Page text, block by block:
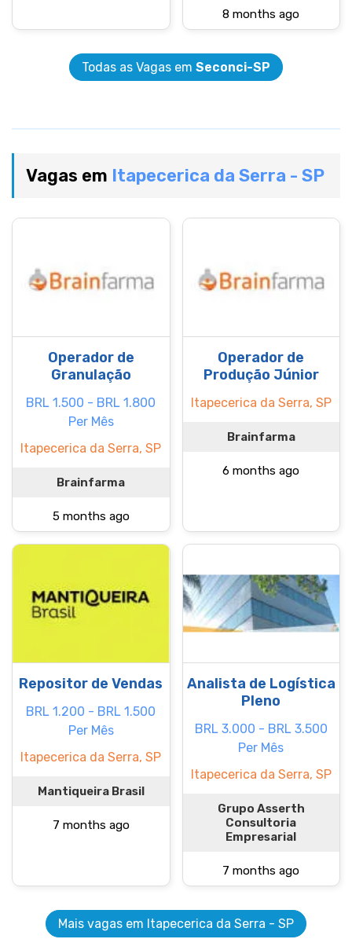
8 months ago
Todas as Vagas em Seconci-SP
Vagas em Itapecerica da Serra - SP
Operador de
Granulação
BRL 1.500 - BRL 1.800
Per Mês
Itapecerica da Serra, SP
Brainfarma
5 months ago
Operador de
Produção Júnior
Itapecerica da Serra, SP
Brainfarma
6 months ago
Repositor de Vendas
BRL 1.200 - BRL 1.500
Per Mês
Itapecerica da Serra, SP
Mantiqueira Brasil
7 months ago
Analista de Logística
Pleno
BRL 3.000 - BRL 3.500
Per Mês
Itapecerica da Serra, SP
Grupo Asserth
Consultoria
Empresarial
7 months ago
Mais vagas em Itapecerica da Serra - SP